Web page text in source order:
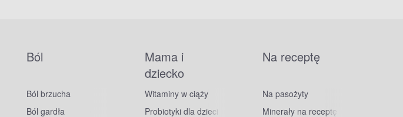
Ból
Ból brzucha
Ból gardła
Mama i
dziecko
Witaminy w ciąży
Probiotyki dla dzieci
Na receptę
Na pasożyty
Minerały na receptę